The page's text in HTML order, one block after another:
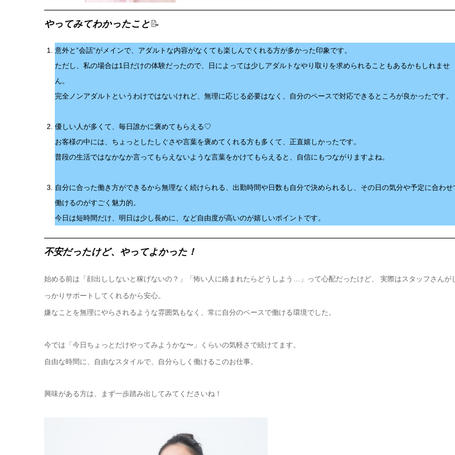
やってみてわかったこと📝
意外と”会話”がメインで、アダルトな内容がなくても楽しんでくれる方が多かった印象です。
ただし、私の場合は1日だけの体験だったので、日によっては少しアダルトなやり取りを求められることもあるかもしれませ
ん。
完全ノンアダルトというわけではないけれど、無理に応じる必要はなく、自分のペースで対応できるところが良かったです。
優しい人が多くて、毎日誰かに褒めてもらえる♡
お客様の中には、ちょっとしたしぐさや言葉を褒めてくれる方も多くて、正直嬉しかったです。
普段の生活ではなかなか言ってもらえないような言葉をかけてもらえると、自信にもつながりますよね。
自分に合った働き方ができるから無理なく続けられる、出勤時間や日数も自分で決められるし、その日の気分や予定に合わせ
働けるのがすごく魅力的。
今日は短時間だけ、明日は少し長めに、など自由度が高いのが嬉しいポイントです。
不安だったけど、やってよかった！
始める前は「顔出ししないと稼げないの？」「怖い人に絡まれたらどうしよう…」って心配だったけど、 実際はスタッフさんが
っかりサポートしてくれるから安心。
嫌なことを無理にやらされるような雰囲気もなく、常に自分のペースで働ける環境でした。
今では「今日ちょっとだけやってみようかな〜」くらいの気軽さで続けてます。
自由な時間に、自由なスタイルで、自分らしく働けるこのお仕事。
興味がある方は、まず一歩踏み出してみてくださいね！